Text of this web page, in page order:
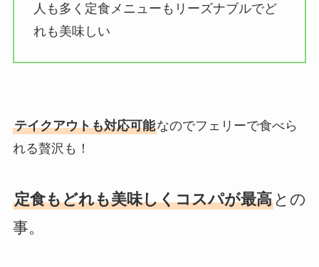
人も多く定食メニューもリーズナブルでど
れも美味しい
テイクアウトも対応可能なのでフェリーで食べら
れる贅沢も！
定食もどれも美味しくコスパが最高との
事。